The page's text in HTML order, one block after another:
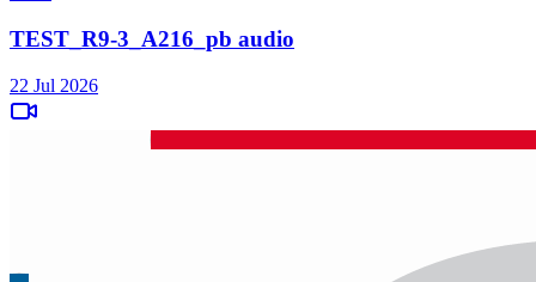
TEST_R9-3_A216_pb audio
22 Jul 2026